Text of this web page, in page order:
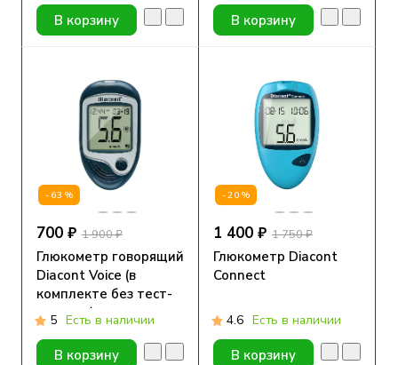
В корзину В корзину
-63%
700 ₽ 1 900 ₽
Глюкометр говорящий
Diacont Voice (в
комплекте без тест-
полосок)
5 Есть в наличии
В корзину
-20%
1 400 ₽ 1 750 ₽
Глюкометр Diacont
Connect
4.6 Есть в наличии
В корзину